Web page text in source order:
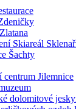
Skiareál
Šachty
centrum Jilemnice
dolomitové